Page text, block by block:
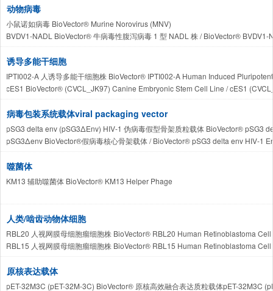
动物病毒
小鼠诺如病毒 BioVector® Murine Norovirus (MNV)
BVDV1-NADL BioVector® 牛病毒性腹泻病毒 1 型 NADL 株 / BioVector®
BVDV-2 890 BioVector®牛病毒性腹泻病毒 2 型极高致病性致病变株Bovine
BRV G6P[1] BioVector®牛轮状病毒 G6P[1] 基因型毒株 / BioVector® BRV G6P[1]
诱导多能干细胞
IPTI002-A 人诱导多能干细胞株 BioVector® IPTI002-A Human Induced
cES1 BioVector® (CVCL_JK97) Canine Embryonic Stem Cell Line / cES1
病毒包装系统载体viral packaging vector
pSG3 delta env (pSG3ΔEnv) HIV-1 伪病毒假型骨架质粒载体 BioVector® pSG3
pSG3Δenv BioVector®假病毒核心骨架载体 / BioVector® pSG3 delta env HIV-1
BioVector® H5N1 假病毒包装质粒载体系统 / BioVector® H5N1 Avian Influenza
噬菌体
KM13 辅助噬菌体 BioVector® KM13 Helper Phage
人类/啮齿动物体细胞
RBL20 人视网膜母细胞瘤细胞株 BioVector® RBL20 Human Retinoblastoma
RBL15 人视网膜母细胞瘤细胞株 BioVector® RBL15 Human Retinoblastoma
原核表达载体
pET-32M3C (pET-32M-3C) BioVector® 原核高效融合表达质粒载体pET-32M3C